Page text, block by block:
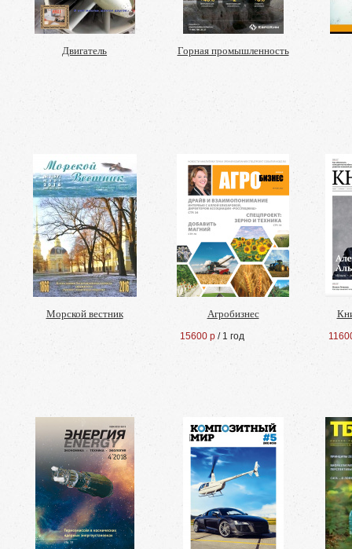
Двигатель Горная промышленность
Морской вестник Агробизнес
15600 р / 1 год